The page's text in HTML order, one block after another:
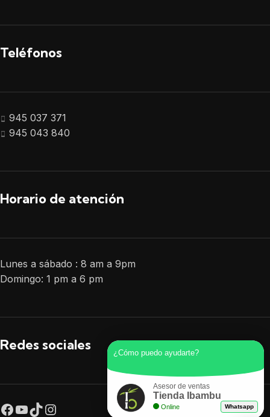
Teléfonos
945 037 371
945 043 840
Horario de atención
Lunes a sábado : 8 am a 9pm
Domingo: 1 pm a 6 pm
Redes sociales ¿Cómo puedo ayudarte?
Asesor de ventas
Tienda Ibambu
Online Whatsapp